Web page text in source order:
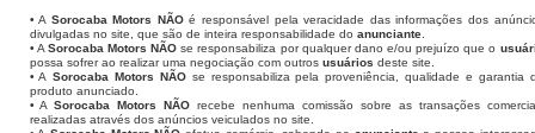
• A Sorocaba Motors NÃOé responsável pela veracidade das informações dos
divulgadas no site, que são de inteira responsabilidade do anunciante.
• A Sorocaba Motors NÃO se responsabiliza por qualquer dano e/ou prejuízo que o
possa sofrer ao realizar uma negociação com outros usuários deste site.
• A Sorocaba Motors NÃOse responsabiliza pela proveniência, qualidade e garantia
produto anunciado.
• ASorocaba Motors NÃO recebe nenhuma comissão sobre as transações
realizadas através dos anúncios veiculados no site.